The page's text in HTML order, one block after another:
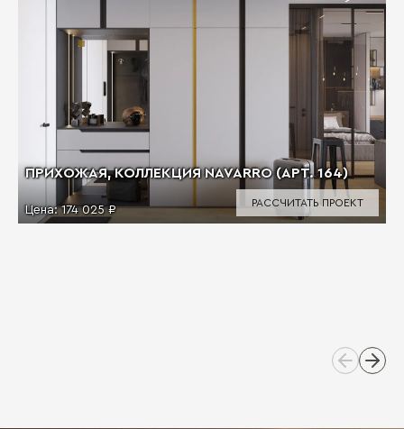
ПРИХОЖАЯ, КОЛЛЕКЦИЯ NAVARRO (АРТ. 164)
Цена:174 025 ₽
РАССЧИТАТЬ ПРОЕКТ